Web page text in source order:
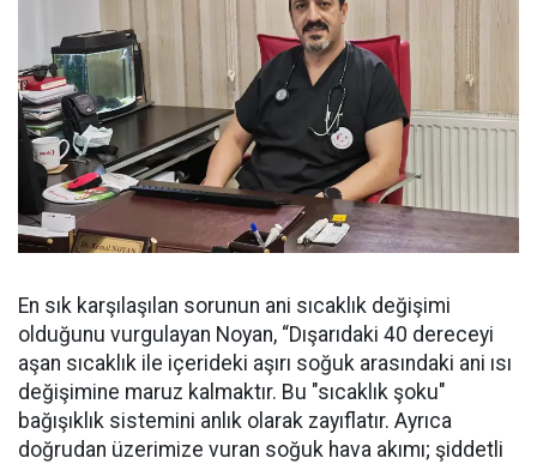
En sık karşılaşılan sorunun ani sıcaklık değişimi
olduğunu vurgulayan Noyan, “Dışarıdaki 40 dereceyi
aşan sıcaklık ile içerideki aşırı soğuk arasındaki ani ısı
değişimine maruz kalmaktır. Bu "sıcaklık şoku"
bağışıklık sistemini anlık olarak zayıflatır. Ayrıca
doğrudan üzerimize vuran soğuk hava akımı; şiddetli